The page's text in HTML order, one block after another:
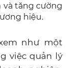
tăng cường
hiệu.
như một
việc quản lý